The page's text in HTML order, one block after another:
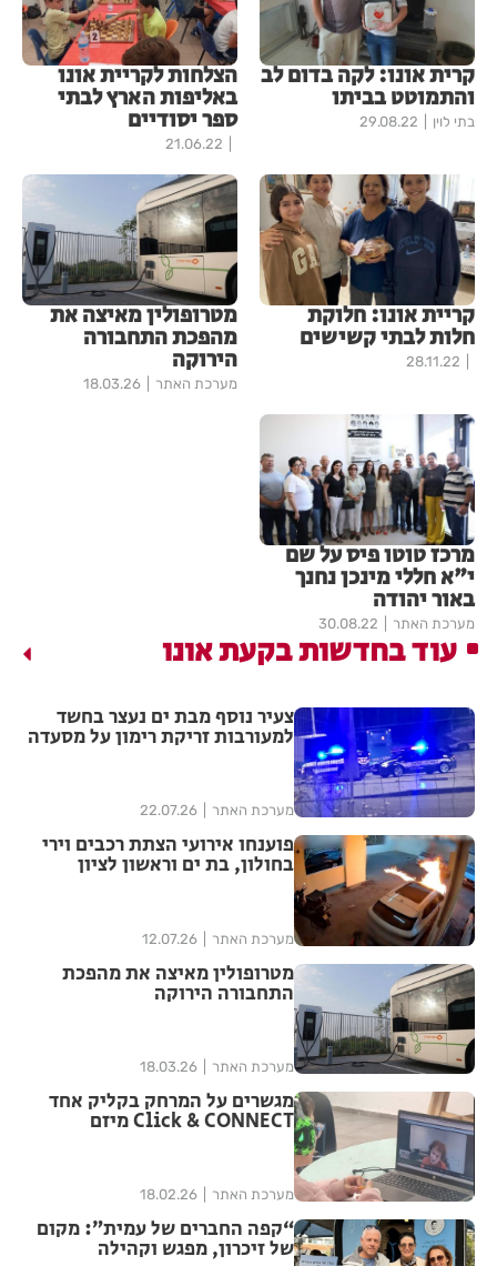
קרית אונו: לקה בדום לב
והתמוטט בביתו
בתי לוין 29.08.22
הצלחות לקריית אונו
באליפות הארץ לבתי
ספר יסודיים
21.06.22
קריית אונו: חלוקת
חלות לבתי קשישים
28.11.22
מטרופולין מאיצה את
מהפכת התחבורה
הירוקה
מערכת האתר 18.03.26
מרכז טוטו פיס על שם
י"א חללי מינכן נחנך
באור יהודה
מערכת האתר 30.08.22
עוד בחדשות בקעת אונו
צעיר נוסף מבת ים נעצר בחשד
למעורבות זריקת רימון על מסעדה
מערכת האתר 22.07.26
פוענחו אירועי הצתת רכבים וירי
בחולון, בת ים וראשון לציון
מערכת האתר 12.07.26
מטרופולין מאיצה את מהפכת
התחבורה הירוקה
מערכת האתר 18.03.26
מגשרים על המרחק בקליק אחד
Click & CONNECT מיזם
מערכת האתר 18.02.26
“קפה החברים של עמית”: מקום
של זיכרון, מפגש וקהילה